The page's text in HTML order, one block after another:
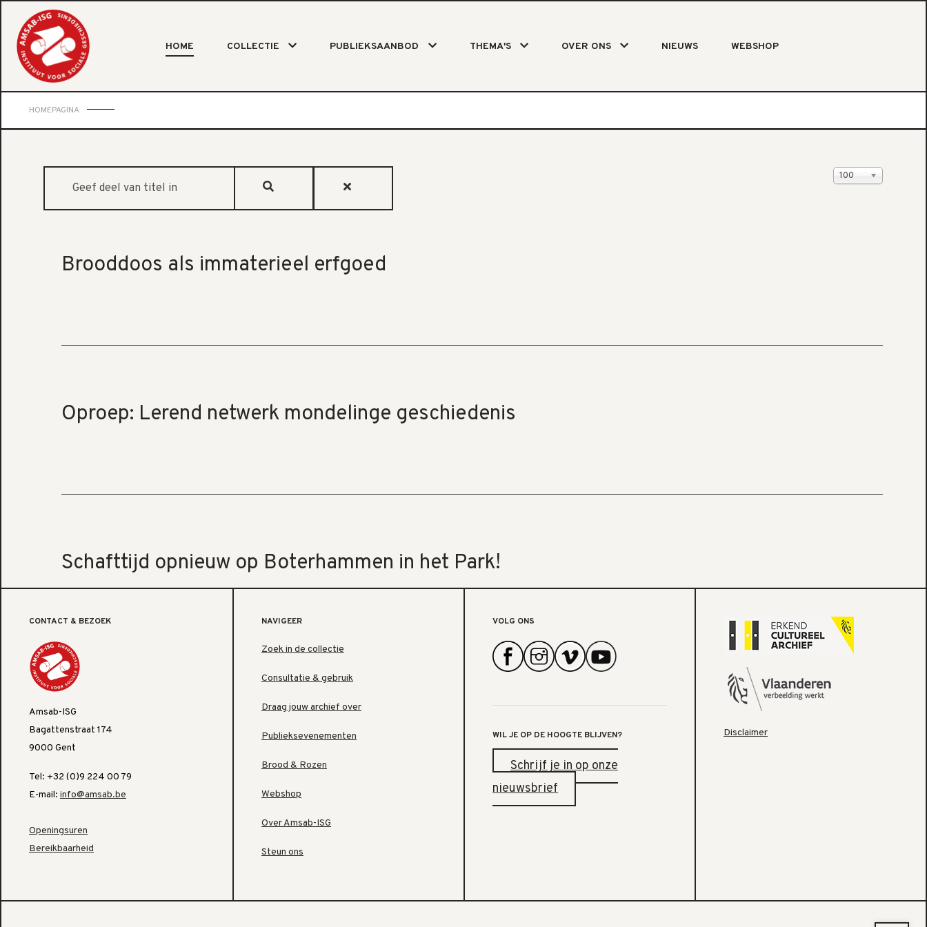
HOME COLLECTIE PUBLIEKSAANBOD THEMA'S OVER ONS NIEUWS WEBSHOP
HOMEPAGINA
Weergegeven #
100
Brooddoos als immaterieel erfgoed
Oproep: Lerend netwerk mondelinge geschiedenis
Schafttijd opnieuw op Boterhammen in het Park!
CONTACT & BEZOEK
Amsab-ISG
Bagattenstraat 174
9000 Gent
Tel: +32 (0)9 224 00 79
E-mail: info@amsab.be
Openingsuren
Bereikbaarheid
NAVIGEER
Zoek in de collectie
Consultatie & gebruik
Draag jouw archief over
Publieksevenementen
Brood & Rozen
Webshop
Over Amsab-ISG
Steun ons
VOLG ONS
WIL JE OP DE HOOGTE BLIJVEN?
Schrijf je in op onze
nieuwsbrief
Disclaimer